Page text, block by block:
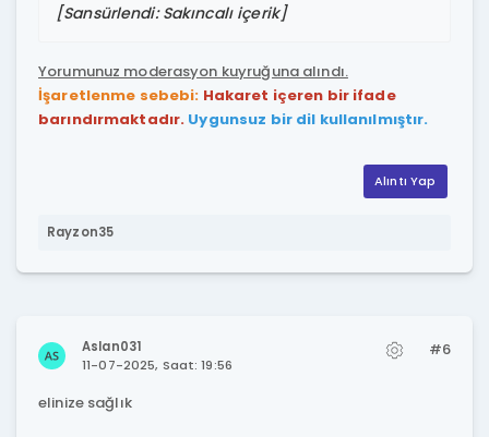
[Sansürlendi: Sakıncalı içerik]
Yorumunuz moderasyon kuyruğuna alındı.
İşaretlenme sebebi: Hakaret içeren bir ifade
barındırmaktadır. Uygunsuz bir dil kullanılmıştır.
Alıntı Yap
Rayzon35
Aslan031
11-07-2025, Saat: 19:56
#6
elinize sağlık